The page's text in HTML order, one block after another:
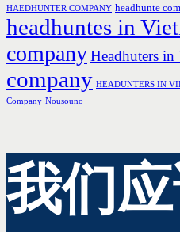
HAEDHUNTER COMPANY headhunte
headhuntes in
companyHeadhuters in
company HEADUNTERS IN
Company Nousouno
我们